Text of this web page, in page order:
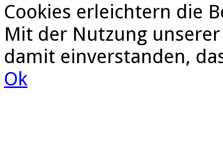
Cookies erleichtern die
Mit der Nutzung
damit einverstanden,
Ok